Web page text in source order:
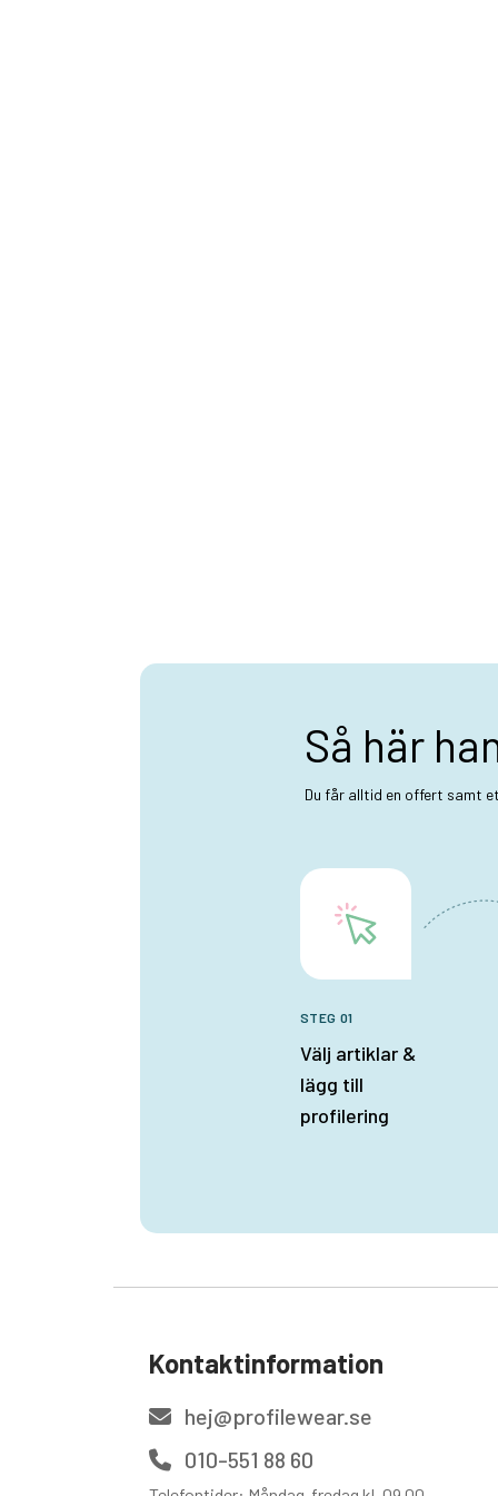
Så här
Du får alltid en offert samt
STEG 01
Välj artiklar &
lägg till
profilering
Kontaktinformation
hej@profilewear.se
010-551 88 60